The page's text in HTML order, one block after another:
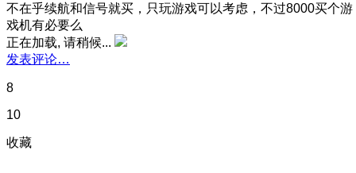
不在乎续航和信号就买，只玩游戏可以考虑，不过8000买个游
戏机有必要么
正在加载, 请稍候...
发表评论…
8
10
收藏